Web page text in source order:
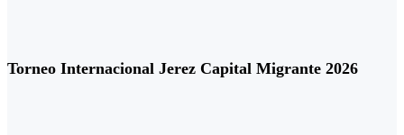
Torneo Internacional Jerez Capital Migrante 2026